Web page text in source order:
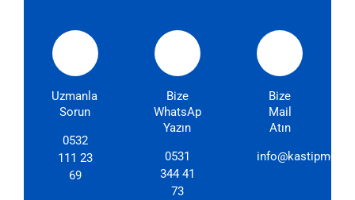
Uzmanlarımıza
Sorun
0532
111 23
69
Bize
WhatsApp'dan
Yazın
0531
344 41
73
Bize
Mail
Atın